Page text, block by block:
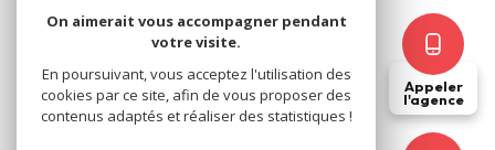
Appeler
l'agence
Cookies
On aimerait vous accompagner pendant
votre visite.
En poursuivant, vous acceptez l'utilisation des
cookies par ce site, afin de vous proposer des
contenus adaptés et réaliser des statistiques !